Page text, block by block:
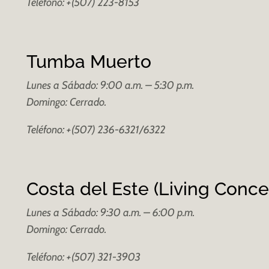
Tumba Muerto
Lunes a Sábado: 9:00 a.m. – 5:30 p.m.
Domingo: Cerrado.
Teléfono: +(507) 236-6321/6322
Costa del Este (Living
Lunes a Sábado: 9:30 a.m. – 6:00 p.m.
Domingo: Cerrado.
Teléfono: +(507) 321-3903